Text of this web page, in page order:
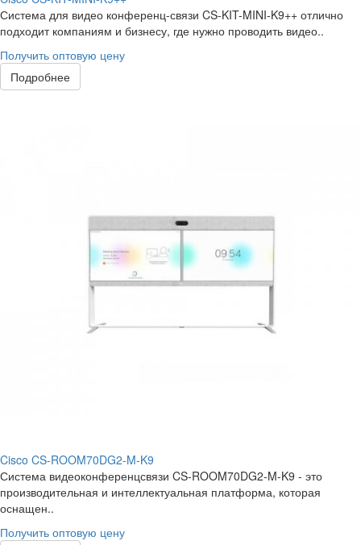
Система для видео конференц-связи CS-KIT-MINI-K9++ отлично
подходит компаниям и бизнесу, где нужно проводить видео..
Получить оптовую цену
Подробнее
Cisco CS-ROOM70DG2-M-K9
Система видеоконференцсвязи CS-ROOM70DG2-M-K9 - это
производительная и интеллектуальная платформа, которая
оснащен..
Получить оптовую цену